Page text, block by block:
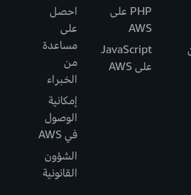
PHP على
AWS
JavaScript
على AWS
احصل
على
مساعدة
من
الخبراء
إمكانية
الوصول
في AWS
الشؤون
القانونية